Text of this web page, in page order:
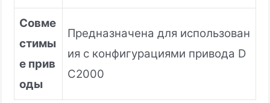
Совме
стимы
е прив
оды
Предназначена для использован
ия с конфигурациями привода D
C2000